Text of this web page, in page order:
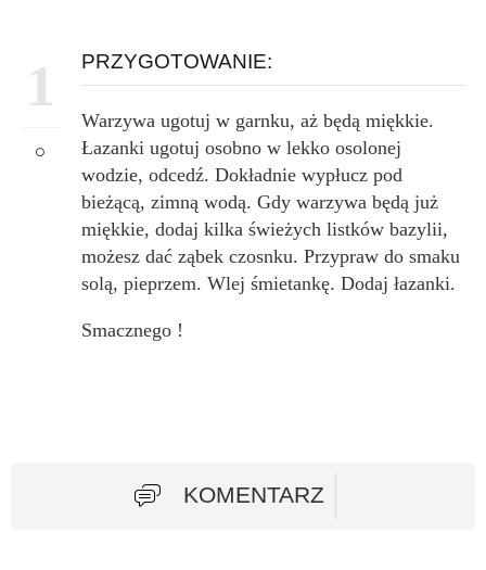
1 PRZYGOTOWANIE:
Warzywa ugotuj w garnku, aż będą miękkie.
Łazanki ugotuj osobno w lekko osolonej
wodzie, odcedź. Dokładnie wypłucz pod
bieżącą, zimną wodą. Gdy warzywa będą już
miękkie, dodaj kilka świeżych listków bazylii,
możesz dać ząbek czosnku. Przypraw do smaku
solą, pieprzem. Wlej śmietankę. Dodaj łazanki.
Smacznego !
KOMENTARZ